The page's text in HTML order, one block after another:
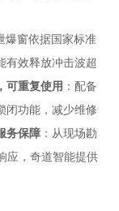
爆窗依据国家标准
有效释放冲击波超
可重复使用 ：配备
闭功能，减少维修
务保障：从现场勘
应，奇道智能提供